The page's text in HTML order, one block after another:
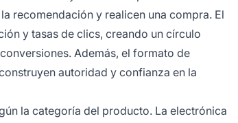
recomendación y realicen una compra. El
y tasas de clics, creando un círculo
Además, el formato de
autoridad y confianza en la
la categoría del producto. La electrónica